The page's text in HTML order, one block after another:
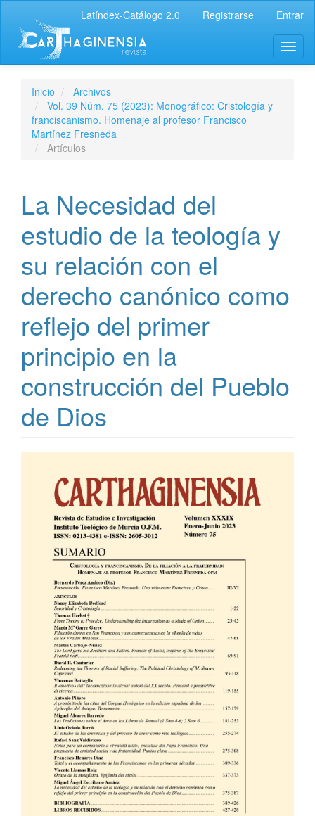
Latíndex-Catálogo 2.0 Registrarse Entrar
Inicio
Archivos
Vol. 39 Núm. 75 (2023): Monográfico: Cristología y
franciscanismo. Homenaje al profesor Francisco
Martínez Fresneda
Artículos
La Necesidad del
estudio de la teología y
su relación con el
derecho canónico como
reflejo del primer
principio en la
construcción del Pueblo
de Dios